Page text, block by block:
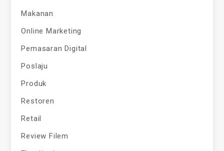
Makanan
Online Marketing
Pemasaran Digital
Poslaju
Produk
Restoren
Retail
Review Filem